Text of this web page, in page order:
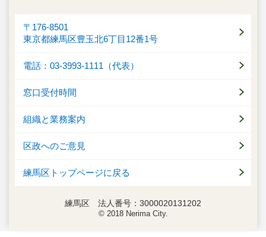
〒176-8501
東京都練馬区豊玉北6丁目12番1号
電話：03-3993-1111（代表）
窓口受付時間
組織と業務案内
区政へのご意見
練馬区トップページに戻る
練馬区 法人番号：3000020131202
© 2018 Nerima City.